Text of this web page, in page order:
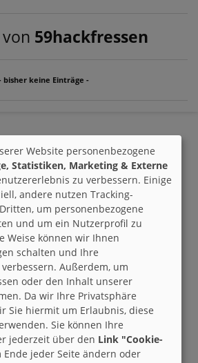
59hackfressen
bisher keine Einträge -
Website personenbezogene
Statistiken, Marketing & Externe
zu verbessern. Einige
andere nutzen Tracking-
um personenbezogene
und um ein Nutzerprofil zu
Weise können wir Ihnen
schalten und Ihre
Außerdem, um
oder den Inhalt unserer
Da wir Ihre Privatsphäre
Sie hiermit um Erlaubnis, diese
Sie können Ihre
jederzeit über den Link "Cookie-
Ende jeder Seite ändern oder